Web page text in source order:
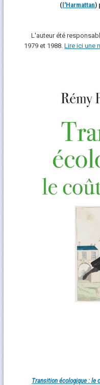
(l'Harmattan)
L'auteur été
1979 et 1988.Lire ici une
Transition écologique : le